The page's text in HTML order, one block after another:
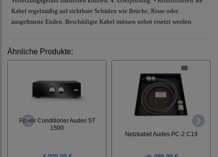
Kabel regelmäßig auf sichtbare Schäden wie Brüche, Risse oder
ausgefranste Enden. Beschädigte Kabel müssen sofort ersetzt werden.
Ähnliche Produkte:
Power Conditioner Audes ST
1500
Netzkabel Audes PC-2 C19